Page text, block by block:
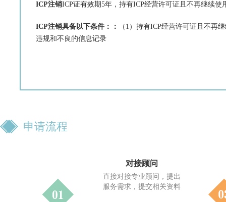
ICP注销ICP证有效期5年，持有ICP经营许可证且不再继续使
ICP注销具备以下条件：：
（1）持有ICP经营许可证且不
违规和不良的信息记录
申请流程
对接顾问
直接对接专业顾问，提出
服务需求，提交相关资料